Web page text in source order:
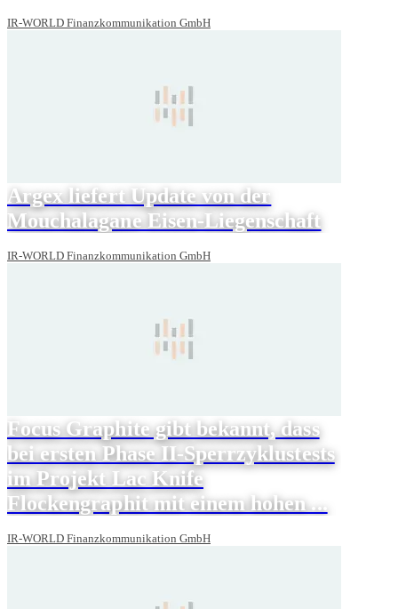
IR-WORLD Finanzkommunikation GmbH
Argex liefert Update von der
Mouchalagane Eisen-Liegenschaft
IR-WORLD Finanzkommunikation GmbH
Focus Graphite gibt bekannt, dass
bei ersten Phase II-Sperrzyklustests
im Projekt Lac Knife
Flockengraphit mit einem hohen ...
IR-WORLD Finanzkommunikation GmbH